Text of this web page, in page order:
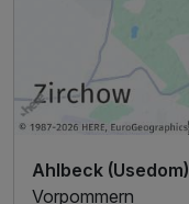
Ahlbeck (Usedom)
Vorpommern